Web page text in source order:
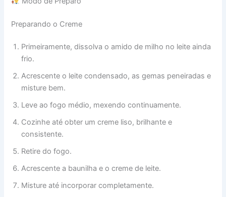
Preparando o Creme
Primeiramente, dissolva o amido de milho no leite ainda
frio.
Acrescente o leite condensado, as gemas peneiradas e
misture bem.
Leve ao fogo médio, mexendo continuamente.
Cozinhe até obter um creme liso, brilhante e
consistente.
Retire do fogo.
Acrescente a baunilha e o creme de leite.
Misture até incorporar completamente.